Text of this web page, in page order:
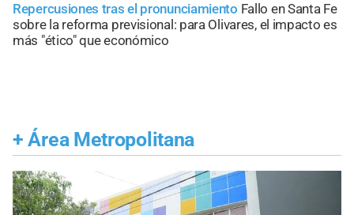
Repercusiones tras el pronunciamiento Fallo en Santa Fe
sobre la reforma previsional: para Olivares, el impacto es
más "ético" que económico
+ Área Metropolitana